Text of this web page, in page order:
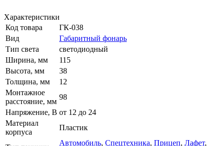
Характеристики
Код товара
ГК-038
Вид
Габаритный фонарь
Тип света
cветодиодный
Ширина, мм
115
Высота, мм
38
Толщина, мм
12
Монтажное
расстояние, мм
98
Напряжение, В от 12 до 24
Материал
корпуса
Пластик
Автомобиль, Спецтехника, Прицеп, Лафет,